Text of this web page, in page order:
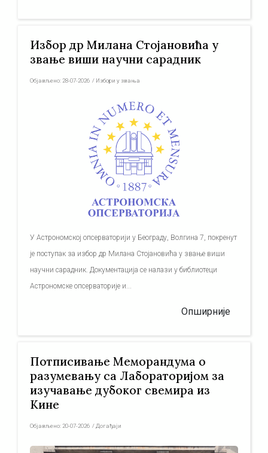
Избор др Милана Стојановића у
звање виши научни сарадник
Објављено: 28-07-2026 / Избори у звања
У Астрономској опсерваторији у Београду, Волгина 7, покренут
је поступак за избор др Милана Стојановића у звање виши
научни сарадник. Документација се налази у библиотеци
Астрономске опсерваторије и...
Опширније
Потписивање Меморандума о
разумевању са Лабораторијом за
изучавање дубоког свемира из
Кине
Објављено: 20-07-2026 / Догађаји